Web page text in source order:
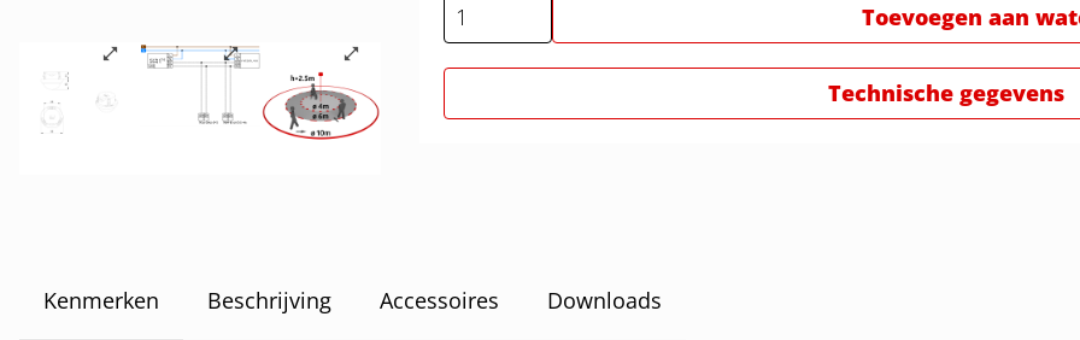
Toevoegen aan
Technische gegevens
Kenmerken Beschrijving Accessoires Downloads